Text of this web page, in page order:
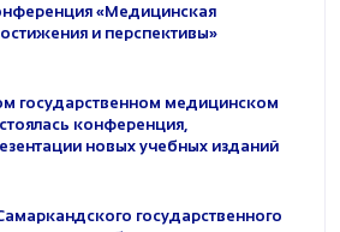
«Медицинская
и перспективы»
государственном медицинском
конференция,
новых учебных изданий
государственного